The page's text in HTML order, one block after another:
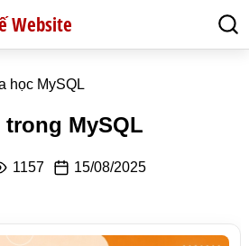
Website
học MySQL
trong MySQL
1157 15/08/2025